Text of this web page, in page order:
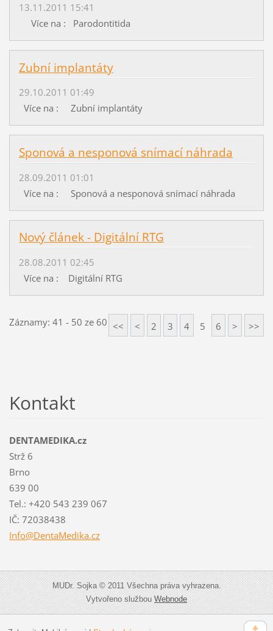
13.11.2011 15:41
Více na : Parodontitida
Zubní implantáty
29.10.2011 01:49
Více na : Zubní implantáty
Sponová a nesponová snímací náhrada
28.09.2011 01:01
Více na : Sponová a nesponová snímací náhrada
Nový článek - Digitální RTG
28.08.2011 02:45
Více na : Digitální RTG
Záznamy: 41 - 50 ze 60 << < 2 3 4 5 6 > >>
Kontakt
DENTAMEDIKA.cz
Strž 6
Brno
639 00
Tel.: +420 543 239 067
IČ: 72038438
Info@DentaMedika.cz
MUDr. Sojka © 2011 Všechna práva vyhrazena.
Vytvořeno službouWebnode